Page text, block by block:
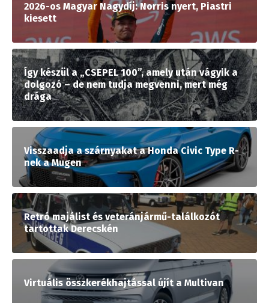
2026-os Magyar Nagydíj: Norris nyert, Piastri
kiesett
Így készül a „CSEPEL 100”, amely után vágyik a
dolgozó – de nem tudja megvenni, mert még
drága
Visszaadja a szárnyakat a Honda Civic Type R-
nek a Mugen
Retró majálist és veteránjármű-találkozót
tartottak Derecskén
Virtuális összkerékhajtással újít a Multivan